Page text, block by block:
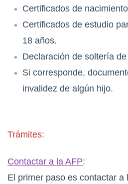
Certificados de
Certificados de estudio
18 años.
Declaración de soltería
Si corresponde,
invalidez de algún hijo.
Trámites:
Contactar a la AFP:
El primer paso es contactar a